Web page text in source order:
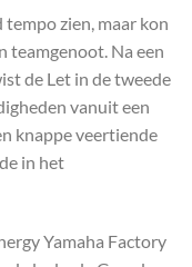
zien, maar kon
teamgenoot. Na een
de Let in de tweede
vanuit een
knappe veertiende
in het
Yamaha Factory